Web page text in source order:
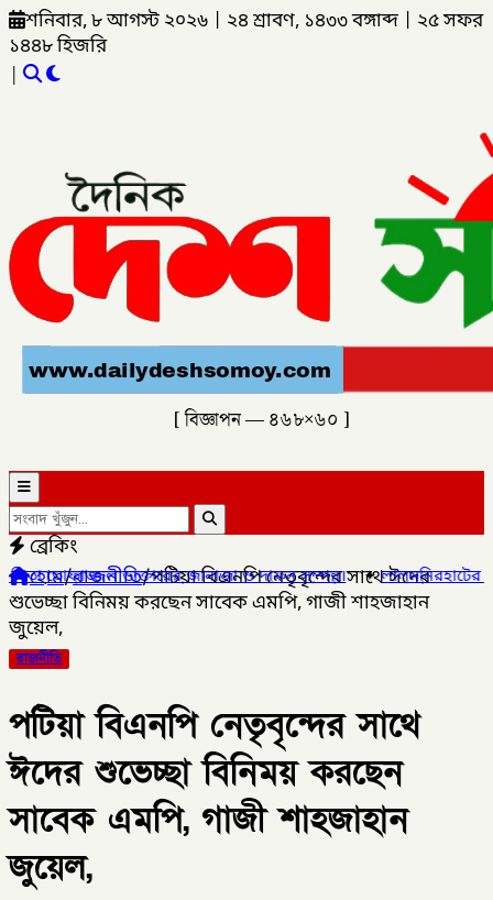
শনিবার, ৮ আগস্ট ২০২৬ ২৪ শ্রাবণ, ১৪৩৩ বঙ্গাব্দ
২৫ সফর
১৪৪৮ হিজরি
|
[ বিজ্ঞাপন — ৪৬৮×৬০ ]
ব্রেকিং
জানাজা ও দাফন সম্পন্ন।✦লালমনিরহাটের ৫ উপজেলার ৪টিতে
হোম/রাজনীতি/পটিয়া বিএনপি নেতৃবৃন্দের সাথে ঈদের
শুভেচ্ছা বিনিময় করছেন সাবেক এমপি, গাজী শাহজাহান
জুয়েল,
রাজনীতি
পটিয়া বিএনপি নেতৃবৃন্দের সাথে
ঈদের শুভেচ্ছা বিনিময় করছেন
সাবেক এমপি, গাজী শাহজাহান
জুয়েল,